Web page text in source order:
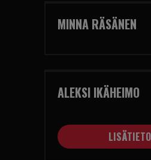
MINNA RÄSÄNEN
ALEKSI IKÄHEIMO